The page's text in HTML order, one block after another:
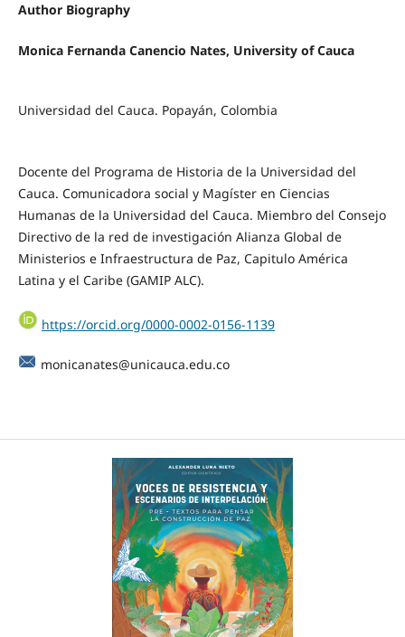
Author Biography
Monica Fernanda Canencio Nates, University of Cauca
Universidad del Cauca. Popayán, Colombia
Docente del Programa de Historia de la Universidad del
Cauca. Comunicadora social y Magíster en Ciencias
Humanas de la Universidad del Cauca. Miembro del Consejo
Directivo de la red de investigación Alianza Global de
Ministerios e Infraestructura de Paz, Capitulo América
Latina y el Caribe (GAMIP ALC).
https://orcid.org/0000-0002-0156-1139
monicanates@unicauca.edu.co